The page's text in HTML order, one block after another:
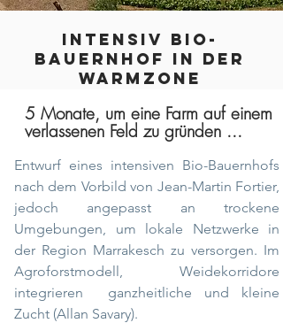
INTENSIV BIO-
BAUERNHOF IN DER
WARMZONE
5 Monate, um eine Farm auf einem
verlassenen Feld zu gründen ...
Entwurf eines intensiven Bio-Bauernhofs
nach dem Vorbild von Jean-Martin Fortier,
jedoch angepasst an trockene
Umgebungen, um lokale Netzwerke in
der Region Marrakesch zu versorgen. Im
Agroforstmodell, Weidekorridore
integrieren
ganzheitliche und kleine
Zucht (Allan Savary).